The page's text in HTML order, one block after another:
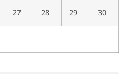
27 28 29 30